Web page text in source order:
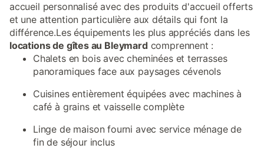
accueil personnalisé avec des produits d'accueil offerts
et une attention particulière aux détails qui font la
différence.Les équipements les plus appréciés dans les
locations de gîtes au Bleymardcomprennent :
Chalets en bois avec cheminées et terrasses
panoramiques face aux paysages cévenols
Cuisines entièrement équipées avec machines à
café à grains et vaisselle complète
Linge de maison fourni avec service ménage de
fin de séjour inclus